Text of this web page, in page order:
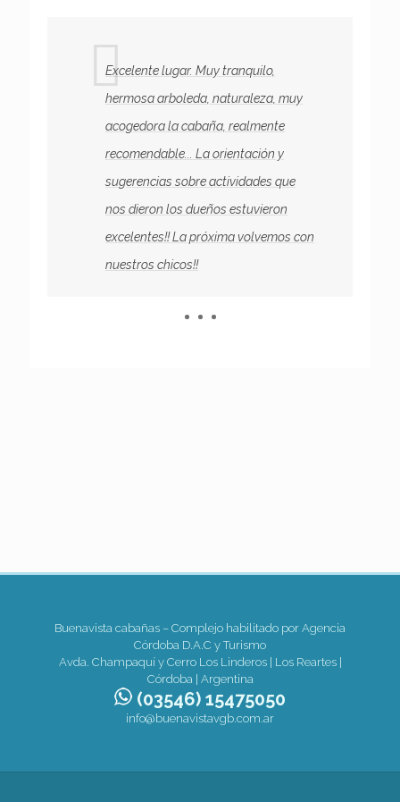
Excelente lugar. Muy tranquilo,
hermosa arboleda, naturaleza, muy
acogedora la cabaña, realmente
recomendable... La orientación y
sugerencias sobre actividades que
nos dieron los dueños estuvieron
excelentes!! La próxima volvemos con
nuestros chicos!!
Buenavista cabañas – Complejo habilitado por Agencia
Córdoba D.A.C y Turismo
Avda. Champaquí y Cerro Los Linderos | Los Reartes |
Córdoba | Argentina
(03546) 15475050
info@buenavistavgb.com.ar